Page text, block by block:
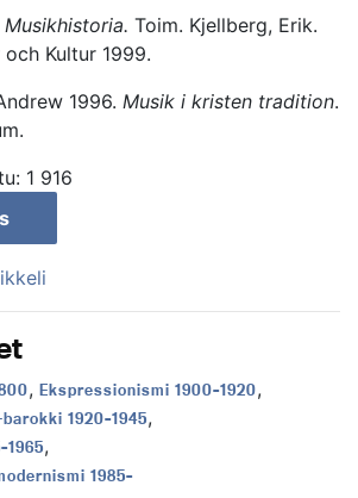
Toim. Kjellberg, Erik.
Kultur 1999.
1996. Musik i kristen tradition.
1 916
, Aikakausi:
Ekspressionismi 1900–1920,
1920–1945,
,
1985–